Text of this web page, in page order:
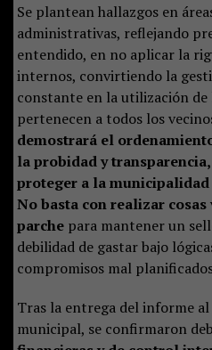
Se plantean hallazgos en
administrativas, reflejando
entendido, en no aplicar la
internos, convirtiendo la
constante en la utilización de
pertenecen a todos los
demostrará el
la probidad y
proteger a la municipalidad
No basta con realizar
parchepara mantener un
debilidad de gastar bajo
compromisos mal
Tras la entrega del informe
municipal, se confirmaron